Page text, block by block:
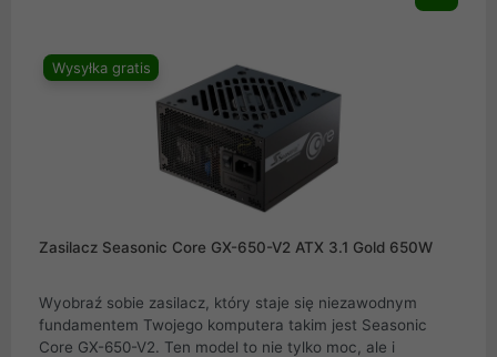
doskonałości w każdym calu swojego sprzętu.
Wysyłka gratis
Zasilacz Seasonic Core GX-650-V2 ATX 3.1 Gold 650W
Wyobraź sobie zasilacz, który staje się niezawodnym
fundamentem Twojego komputera takim jest Seasonic
Core GX-650-V2. Ten model to nie tylko moc, ale i